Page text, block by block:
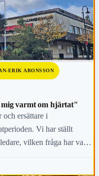
ERIK ARONSSON
mig varmt om hjärtat"
och ersättare i
Vi har ställt
vilken fråga har varit
och vem anses vara den